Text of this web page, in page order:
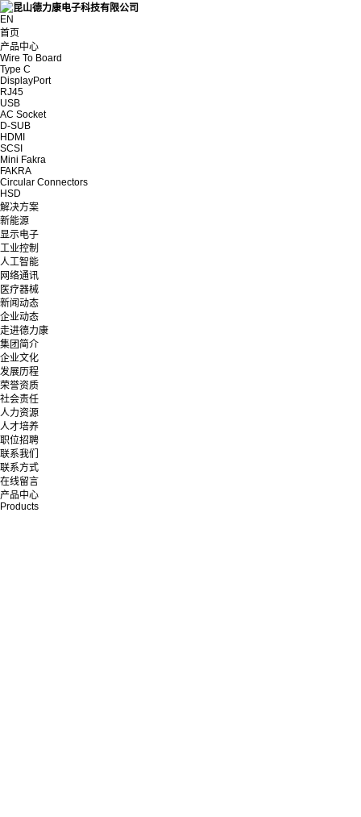
EN
首页
产品中心
Wire To Board
Type C
DisplayPort
RJ45
USB
AC Socket
D-SUB
HDMI
SCSI
Mini Fakra
FAKRA
Circular Connectors
HSD
解决方案
新能源
显示电子
工业控制
人工智能
网络通讯
医疗器械
新闻动态
企业动态
走进德力康
集团简介
企业文化
发展历程
荣誉资质
社会责任
人力资源
人才培养
职位招聘
联系我们
联系方式
在线留言
产品中心
Products